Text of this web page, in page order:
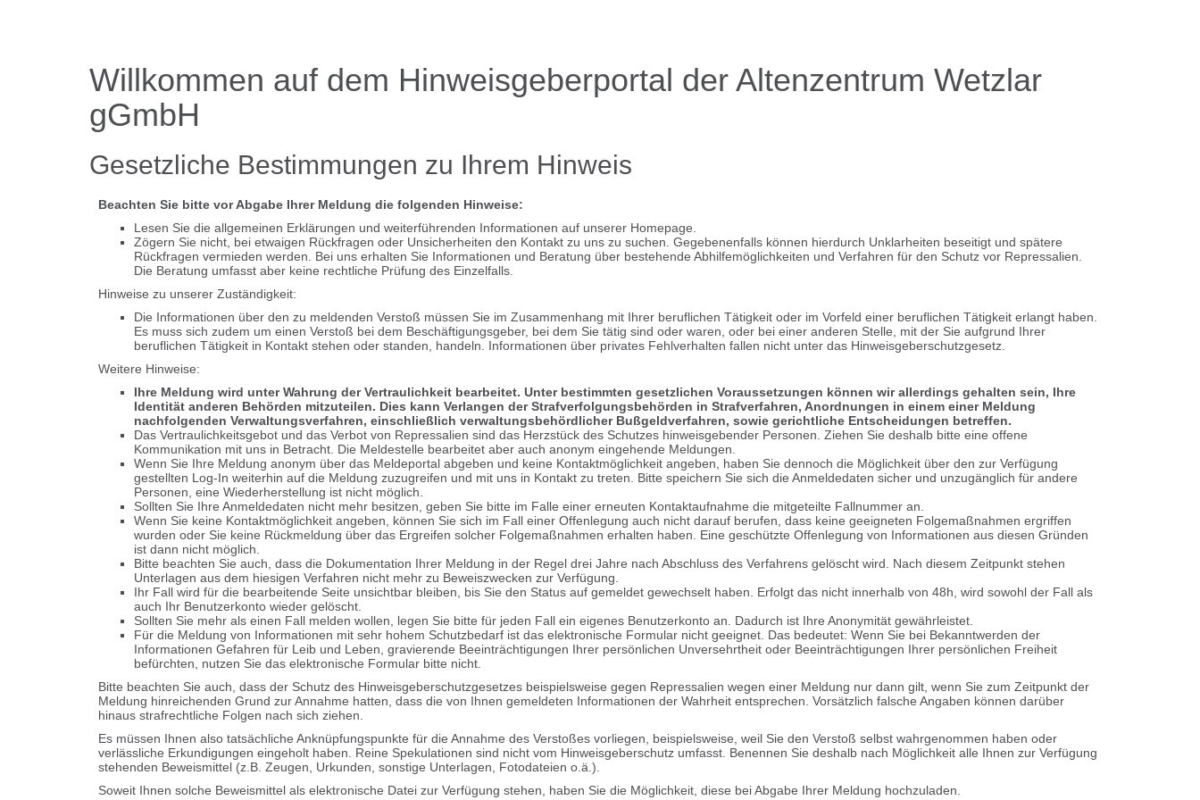
Willkommen auf dem Hinweisgeberportal der Altenzentrum Wetzlar
gGmbH
Gesetzliche Bestimmungen zu Ihrem Hinweis
Beachten Sie bitte vor Abgabe Ihrer Meldung die folgenden Hinweise:
Lesen Sie die allgemeinen Erklärungen und weiterführenden Informationen auf unserer Homepage.
Zögern Sie nicht, bei etwaigen Rückfragen oder Unsicherheiten den Kontakt zu uns zu suchen. Gegebenenfalls können hierdurch Unklarheiten beseitigt und spätere
Rückfragen vermieden werden. Bei uns erhalten Sie Informationen und Beratung über bestehende Abhilfemöglichkeiten und Verfahren für den Schutz vor Repressalien.
Die Beratung umfasst aber keine rechtliche Prüfung des Einzelfalls.
Hinweise zu unserer Zuständigkeit:
Die Informationen über den zu meldenden Verstoß müssen Sie im Zusammenhang mit Ihrer beruflichen Tätigkeit oder im Vorfeld einer beruflichen Tätigkeit erlangt haben.
Es muss sich zudem um einen Verstoß bei dem Beschäftigungsgeber, bei dem Sie tätig sind oder waren, oder bei einer anderen Stelle, mit der Sie aufgrund Ihrer
beruflichen Tätigkeit in Kontakt stehen oder standen, handeln. Informationen über privates Fehlverhalten fallen nicht unter das Hinweisgeberschutzgesetz.
Weitere Hinweise:
Ihre Meldung wird unter Wahrung der Vertraulichkeit bearbeitet. Unter bestimmten gesetzlichen Voraussetzungen können wir allerdings gehalten sein, Ihre
Identität anderen Behörden mitzuteilen. Dies kann Verlangen der Strafverfolgungsbehörden in Strafverfahren, Anordnungen in einem einer Meldung
nachfolgenden Verwaltungsverfahren, einschließlich verwaltungsbehördlicher Bußgeldverfahren, sowie gerichtliche Entscheidungen betreffen.
Das Vertraulichkeitsgebot und das Verbot von Repressalien sind das Herzstück des Schutzes hinweisgebender Personen. Ziehen Sie deshalb bitte eine offene
Kommunikation mit uns in Betracht. Die Meldestelle bearbeitet aber auch anonym eingehende Meldungen.
Wenn Sie Ihre Meldung anonym über das Meldeportal abgeben und keine Kontaktmöglichkeit angeben, haben Sie dennoch die Möglichkeit über den zur Verfügung
gestellten Log-In weiterhin auf die Meldung zuzugreifen und mit uns in Kontakt zu treten. Bitte speichern Sie sich die Anmeldedaten sicher und unzugänglich für andere
Personen, eine Wiederherstellung ist nicht möglich.
Sollten Sie Ihre Anmeldedaten nicht mehr besitzen, geben Sie bitte im Falle einer erneuten Kontaktaufnahme die mitgeteilte Fallnummer an.
Wenn Sie keine Kontaktmöglichkeit angeben, können Sie sich im Fall einer Offenlegung auch nicht darauf berufen, dass keine geeigneten Folgemaßnahmen ergriffen
wurden oder Sie keine Rückmeldung über das Ergreifen solcher Folgemaßnahmen erhalten haben. Eine geschützte Offenlegung von Informationen aus diesen Gründen
ist dann nicht möglich.
Bitte beachten Sie auch, dass die Dokumentation Ihrer Meldung in der Regel drei Jahre nach Abschluss des Verfahrens gelöscht wird. Nach diesem Zeitpunkt stehen
Unterlagen aus dem hiesigen Verfahren nicht mehr zu Beweiszwecken zur Verfügung.
Ihr Fall wird für die bearbeitende Seite unsichtbar bleiben, bis Sie den Status auf gemeldet gewechselt haben. Erfolgt das nicht innerhalb von 48h, wird sowohl der Fall als
auch Ihr Benutzerkonto wieder gelöscht.
Sollten Sie mehr als einen Fall melden wollen, legen Sie bitte für jeden Fall ein eigenes Benutzerkonto an. Dadurch ist Ihre Anonymität gewährleistet.
Für die Meldung von Informationen mit sehr hohem Schutzbedarf ist das elektronische Formular nicht geeignet. Das bedeutet: Wenn Sie bei Bekanntwerden der
Informationen Gefahren für Leib und Leben, gravierende Beeinträchtigungen Ihrer persönlichen Unversehrtheit oder Beeinträchtigungen Ihrer persönlichen Freiheit
befürchten, nutzen Sie das elektronische Formular bitte nicht.
Bitte beachten Sie auch, dass der Schutz des Hinweisgeberschutzgesetzes beispielsweise gegen Repressalien wegen einer Meldung nur dann gilt, wenn Sie zum Zeitpunkt der
Meldung hinreichenden Grund zur Annahme hatten, dass die von Ihnen gemeldeten Informationen der Wahrheit entsprechen. Vorsätzlich falsche Angaben können darüber
hinaus strafrechtliche Folgen nach sich ziehen.
Es müssen Ihnen also tatsächliche Anknüpfungspunkte für die Annahme des Verstoßes vorliegen, beispielsweise, weil Sie den Verstoß selbst wahrgenommen haben oder
verlässliche Erkundigungen eingeholt haben. Reine Spekulationen sind nicht vom Hinweisgeberschutz umfasst. Benennen Sie deshalb nach Möglichkeit alle Ihnen zur Verfügung
stehenden Beweismittel (z.B. Zeugen, Urkunden, sonstige Unterlagen, Fotodateien o.ä.).
Soweit Ihnen solche Beweismittel als elektronische Datei zur Verfügung stehen, haben Sie die Möglichkeit, diese bei Abgabe Ihrer Meldung hochzuladen.